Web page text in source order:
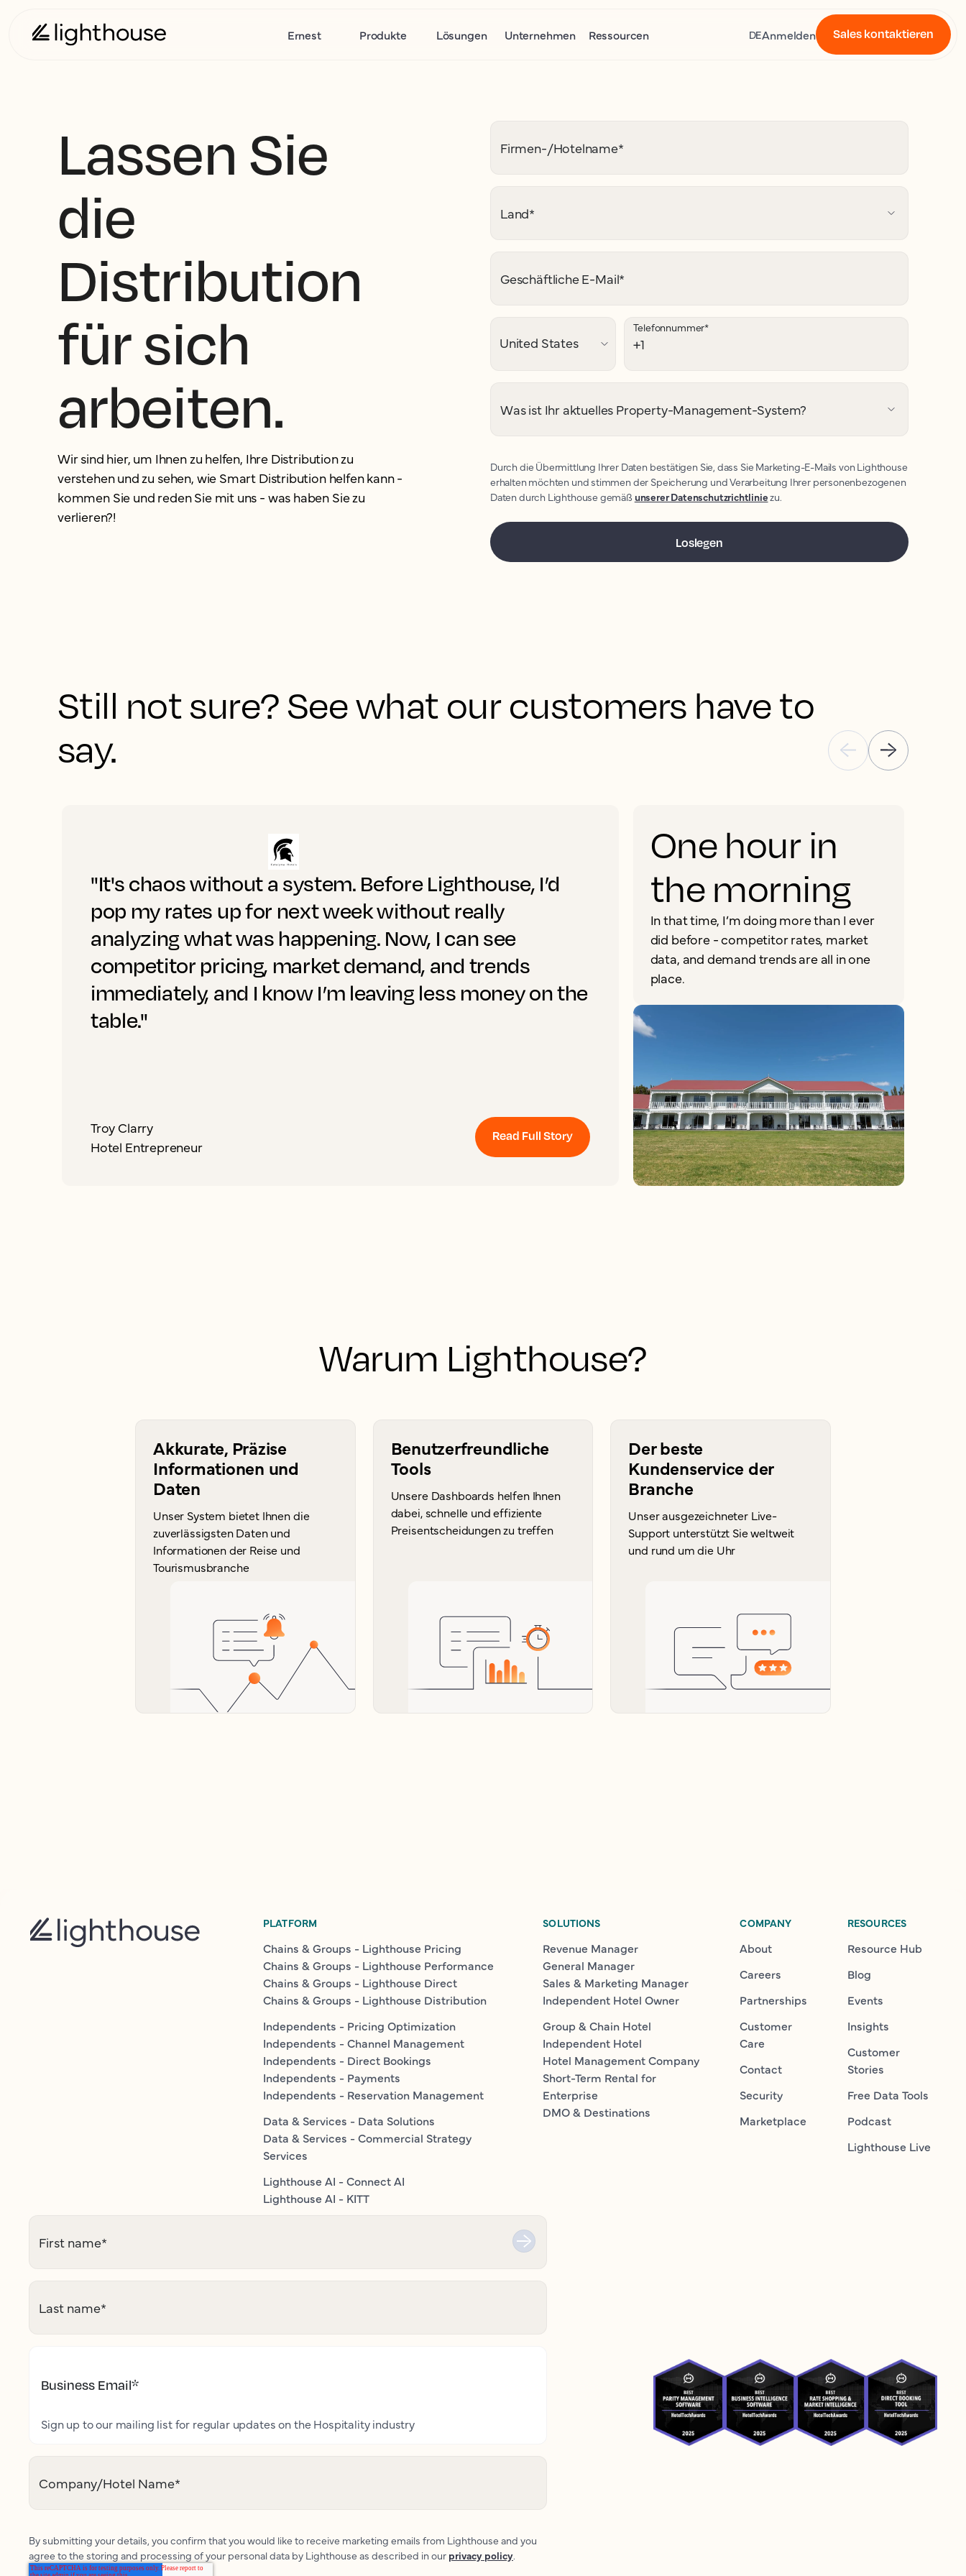
Ernest Produkte Lösungen Unternehmen Ressourcen DEAnmelden Sales kontaktieren
Lassen Sie
die
Distribution
für sich
arbeiten.
Wir sind hier, um Ihnen zu helfen, Ihre Distribution zu
verstehen und zu sehen, wie Smart Distribution helfen kann -
kommen Sie und reden Sie mit uns - was haben Sie zu
verlieren?!
Firmen-/Hotelname*
Land*
Geschäftliche E-Mail*
Telefonnummer*
Was ist Ihr aktuelles Property-Management-System?
Durch die Übermittlung Ihrer Daten bestätigen Sie, dass Sie Marketing-E-Mails von Lighthouse
erhalten möchten und stimmen der Speicherung und Verarbeitung Ihrer personenbezogenen
Daten durch Lighthouse gemäß unserer Datenschutzrichtliniezu.
Still not sure? See what our customers have to
say.
"It's chaos without a system. Before Lighthouse, I’d
pop my rates up for next week without really
analyzing what was happening. Now, I can see
competitor pricing, market demand, and trends
immediately, and I know I’m leaving less money on the
table."
Troy Clarry
Hotel Entrepreneur
Read Full Story
One hour in
the morning
In that time, I’m doing more than I ever
did before - competitor rates, market
data, and demand trends are all in one
place.
Warum Lighthouse?
Akkurate, Präzise
Informationen und
Daten
Unser System bietet Ihnen die
zuverlässigsten Daten und
Informationen der Reise und
Tourismusbranche
Benutzerfreundliche
Tools
Unsere Dashboards helfen Ihnen
dabei, schnelle und effiziente
Preisentscheidungen zu treffen
Der beste
Kundenservice der
Branche
Unser ausgezeichneter Live-
Support unterstützt Sie weltweit
und rund um die Uhr
PLATFORM
Chains & Groups - Lighthouse Pricing
Chains & Groups - Lighthouse Performance
Chains & Groups - Lighthouse Direct
Chains & Groups - Lighthouse Distribution
Independents - Pricing Optimization
Independents - Channel Management
Independents - Direct Bookings
Independents - Payments
Independents - Reservation Management
Data & Services - Data Solutions
Data & Services - Commercial Strategy
Services
Lighthouse AI - Connect AI
Lighthouse AI - KITT
SOLUTIONS
Revenue Manager
General Manager
Sales & Marketing Manager
Independent Hotel Owner
Group & Chain Hotel
Independent Hotel
Hotel Management Company
Short-Term Rental for
Enterprise
DMO & Destinations
COMPANY
About
Careers
Partnerships
Customer
Care
Contact
Security
Marketplace
RESOURCES
Resource Hub
Blog
Events
Insights
Customer
Stories
Free Data Tools
Podcast
Lighthouse Live
First name*
Last name*
Business Email*
Sign up to our mailing list for regular updates on the Hospitality industry
Company/Hotel Name*
By submitting your details, you confirm that you would like to receive marketing emails from Lighthouse and you
agree to the storing and processing of your personal data by Lighthouse as described in our privacy policy.